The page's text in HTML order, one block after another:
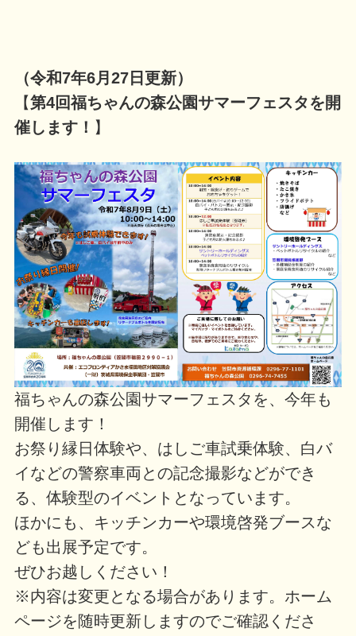
（令和7年6月27日更新）
【第4回福ちゃんの森公園サマーフェスタを開
催します！ 】
福ちゃんの森公園サマーフェスタを、今年も
開催します！
お祭り縁日体験や、はしご車試乗体験、白バ
イなどの警察車両との記念撮影などができ
る、体験型のイベントとなっています。
ほかにも、キッチンカーや環境啓発ブースな
ども出展予定です。
ぜひお越しください！
※内容は変更となる場合があります。ホーム
ページを随時更新しますのでご確認くださ